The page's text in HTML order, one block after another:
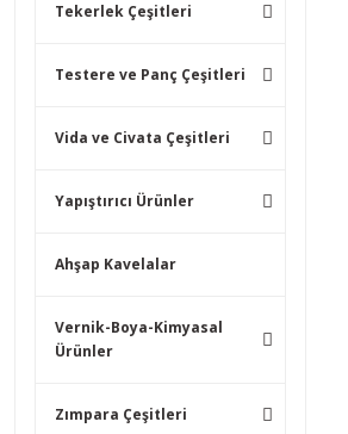
Tekerlek Çeşitleri
Testere ve Panç Çeşitleri
Vida ve Civata Çeşitleri
Yapıştırıcı Ürünler
Ahşap Kavelalar
Vernik-Boya-Kimyasal
Ürünler
Zımpara Çeşitleri